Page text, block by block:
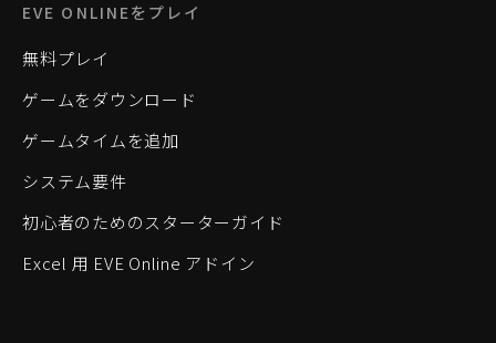
EVE ONLINEをプレイ
無料プレイ
ゲームをダウンロード
ゲームタイムを追加
システム要件
初心者のためのスターターガイド
Excel 用 EVE Online アドイン